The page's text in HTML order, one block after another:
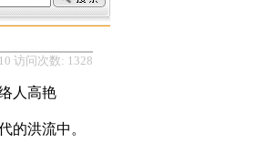
访问次数: 1328
络人高艳
的洪流中。